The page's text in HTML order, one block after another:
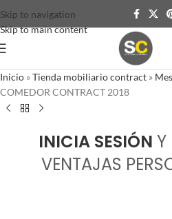
Skip to navigation
Skip to main content
Inicio »Tienda mobiliario contract »
COMEDOR CONTRACT 2018
INICIA SESIÓN Y
VENTAJAS